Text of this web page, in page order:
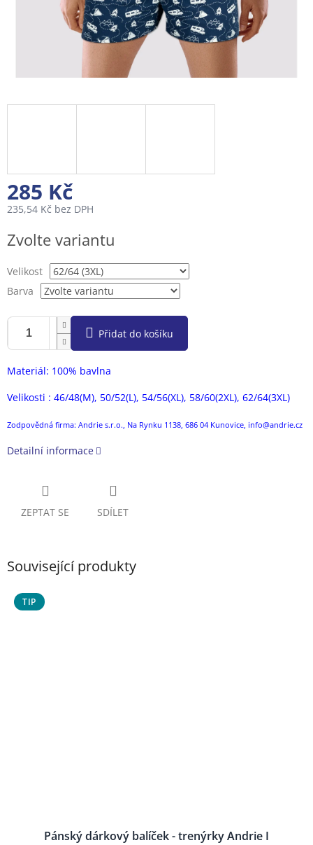
285 Kč
235,54 Kč bez DPH
cena:
Zvolte variantu
Velikost
Barva
Přidat do košíku
Materiál: 100% bavlna
Velikosti : 46/48(M), 50/52(L), 54/56(XL), 58/60(2XL), 62/64(3XL)
Zodpovědná firma: Andrie s.r.o., Na Rynku 1138, 686 04 Kunovice, info@andrie.cz
Detailní informace
ZEPTAT SE SDÍLET
Související produkty
TIP
Pánský dárkový balíček - trenýrky Andrie I